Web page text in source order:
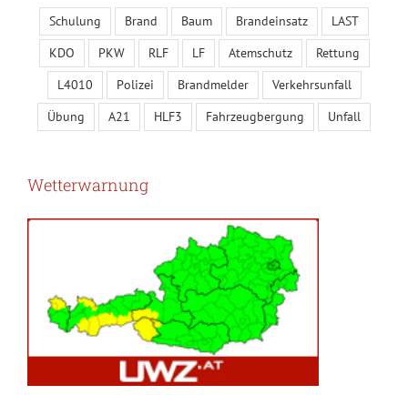
Schulung Brand Baum Brandeinsatz
LAST
KDO
PKW RLF LF Atemschutz
Rettung
L4010
Polizei Brandmelder
Verkehrsunfall
Übung
A21 HLF3 Fahrzeugbergung Unfall
Wetterwarnung